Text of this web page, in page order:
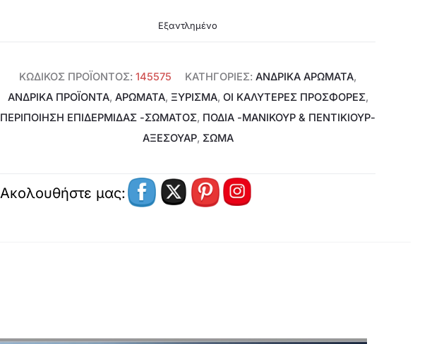
Εξαντλημένο
ΚΩΔΙΚΌΣ ΠΡΟΪΌΝΤΟΣ: 145575 ΚΑΤΗΓΟΡΊΕΣ: ΑΝΔΡΙΚΆ ΑΡΏΜΑΤΑ,
ΑΝΔΡΙΚΑ ΠΡΟΪΟΝΤΑ, ΑΡΩΜΑΤΑ, ΞΎΡΙΣΜΑ, ΟΙ ΚΑΛΥΤΕΡΕΣ ΠΡΟΣΦΟΡΕΣ,
ΠΕΡΙΠΟΊΗΣΗ ΕΠΙΔΕΡΜΊΔΑΣ -ΣΏΜΑΤΟΣ, ΠΌΔΙΑ -ΜΑΝΙΚΟΎΡ & ΠΕΝΤΙΚΙΟΎΡ-
ΑΞΕΣΟΥΆΡ, ΣΩΜΑ
Ακολουθήστε μας: